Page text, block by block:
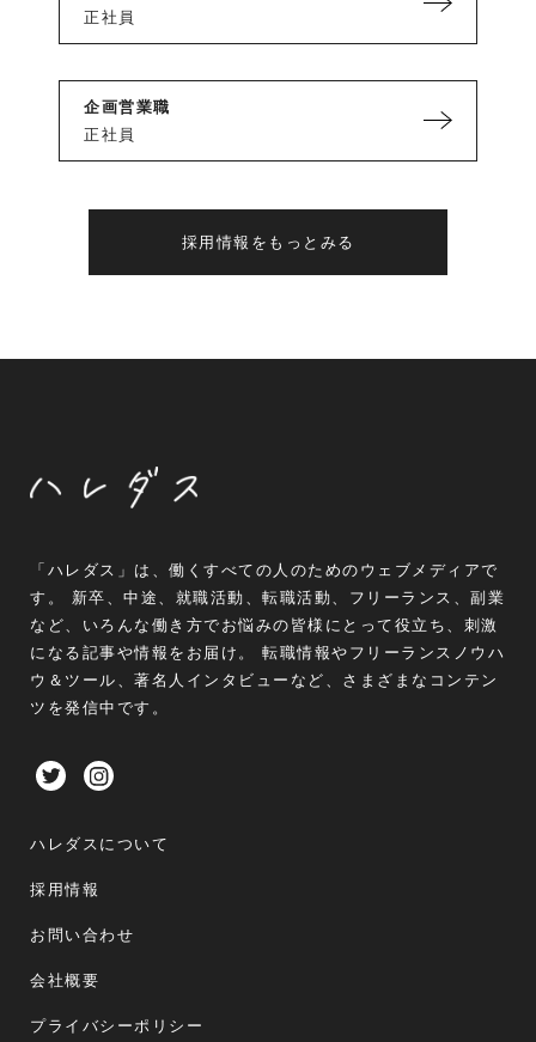
正社員
企画営業職
正社員
採用情報をもっとみる
「ハレダス」は、働くすべての人のためのウェブメディアで
す。 新卒、中途、就職活動、転職活動、フリーランス、副業
など、いろんな働き方でお悩みの皆様にとって役立ち、刺激
になる記事や情報をお届け。 転職情報やフリーランスノウハ
ウ＆ツール、著名人インタビューなど、さまざまなコンテン
ツを発信中です。
ハレダスについて
採用情報
お問い合わせ
会社概要
プライバシーポリシー